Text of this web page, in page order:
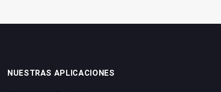
NUESTRAS APLICACIONES